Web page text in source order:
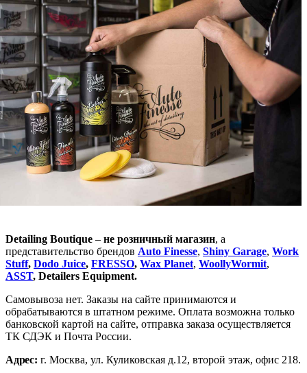
Detailing Boutique – не розничный магазин, а
представительство брендов Auto Finesse, Shiny Garage, Work
Stuff, Dodo Juice, FRESSO, Wax Planet, WoollyWormit,
ASST, Detailers Equipment.
Самовывоза нет. Заказы на сайте принимаются и
обрабатываются в штатном режиме. Оплата возможна только
банковской картой на сайте, отправка заказа осуществляется
ТК СДЭК и Почта России.
Адрес: г. Москва, ул. Куликовская д.12, второй этаж, офис 218.